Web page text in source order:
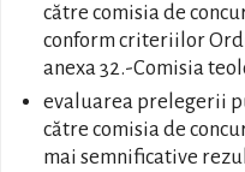
către comisia de
conform criteriilor
anexa 32.-Comisia
evaluarea prelegerii
către comisia de
mai semnificative